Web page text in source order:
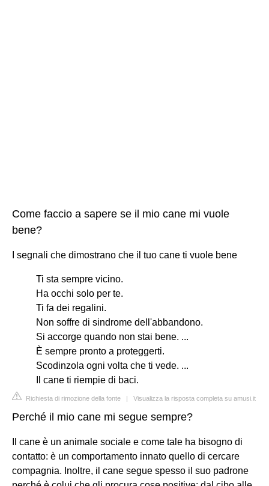
Come faccio a sapere se il mio cane mi vuole
bene?
I segnali che dimostrano che il tuo cane ti vuole bene
Ti sta sempre vicino.
Ha occhi solo per te.
Ti fa dei regalini.
Non soffre di sindrome dell'abbandono.
Si accorge quando non stai bene. ...
È sempre pronto a proteggerti.
Scodinzola ogni volta che ti vede. ...
Il cane ti riempie di baci.
Richiesta di rimozione della fonte | Visualizza la risposta completa su amusi.it
Perché il mio cane mi segue sempre?
Il cane è un animale sociale e come tale ha bisogno di
contatto: è un comportamento innato quello di cercare
compagnia. Inoltre, il cane segue spesso il suo padrone